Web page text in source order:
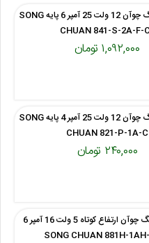
رله کولری سانگ چوآن 12 ولت 25 آمپر 6 پایه SONG
CHUAN 841-S-2A-F-
۱,۰۹۲,۰۰۰ تومان
رله کولری سانگ چوآن 12 ولت 25 آمپر 4 پایه SONG
CHUAN 821-P-1A-C
۲۴۰,۰۰۰ تومان
رله کتابی سانگ چوآن ارتفاع کوتاه 5 ولت 16 آمپر 6